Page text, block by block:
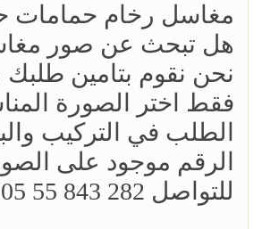
مغاسل رخام حمامات
هل تبحث عن صور
نحن نقوم بتامين
فقط اختر الصورة
الطلب في التركيب
الرقم موجود على
للتواصل 282 843 55 05